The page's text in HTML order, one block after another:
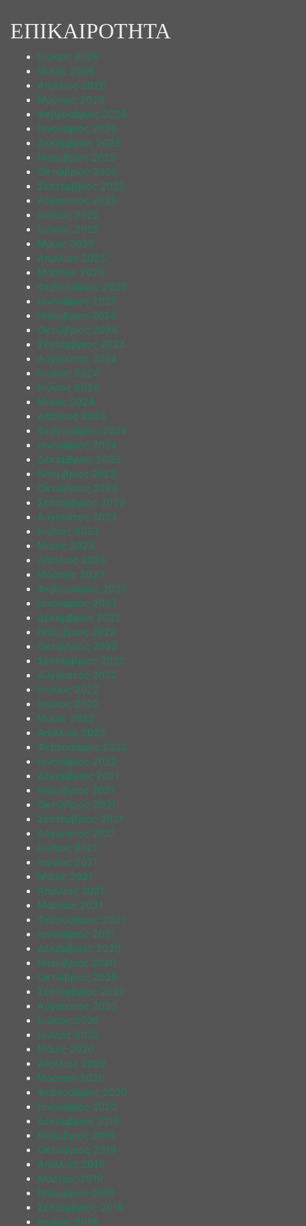
ΕΠΙΚΑΙΡΟΤΗΤΑ
Ιούλιος 2026
Μάιος 2026
Απρίλιος 2026
Μάρτιος 2026
Φεβρουάριος 2026
Ιανουάριος 2026
Δεκέμβριος 2025
Νοέμβριος 2025
Οκτώβριος 2025
Σεπτέμβριος 2025
Αύγουστος 2025
Ιούλιος 2025
Ιούνιος 2025
Μάιος 2025
Απρίλιος 2025
Μάρτιος 2025
Φεβρουάριος 2025
Ιανουάριος 2025
Νοέμβριος 2024
Οκτώβριος 2024
Σεπτέμβριος 2024
Αύγουστος 2024
Ιούλιος 2024
Ιούνιος 2024
Μάιος 2024
Απρίλιος 2024
Φεβρουάριος 2024
Ιανουάριος 2024
Δεκέμβριος 2023
Νοέμβριος 2023
Οκτώβριος 2023
Σεπτέμβριος 2023
Αύγουστος 2023
Ιούλιος 2023
Μάιος 2023
Απρίλιος 2023
Μάρτιος 2023
Φεβρουάριος 2023
Ιανουάριος 2023
Δεκέμβριος 2022
Νοέμβριος 2022
Οκτώβριος 2022
Σεπτέμβριος 2022
Αύγουστος 2022
Ιούλιος 2022
Ιούνιος 2022
Μάιος 2022
Απρίλιος 2022
Φεβρουάριος 2022
Ιανουάριος 2022
Δεκέμβριος 2021
Νοέμβριος 2021
Οκτώβριος 2021
Σεπτέμβριος 2021
Αύγουστος 2021
Ιούλιος 2021
Ιούνιος 2021
Μάιος 2021
Απρίλιος 2021
Μάρτιος 2021
Φεβρουάριος 2021
Ιανουάριος 2021
Δεκέμβριος 2020
Νοέμβριος 2020
Οκτώβριος 2020
Σεπτέμβριος 2020
Αύγουστος 2020
Ιούλιος 2020
Ιούνιος 2020
Μάιος 2020
Απρίλιος 2020
Μάρτιος 2020
Φεβρουάριος 2020
Ιανουάριος 2020
Δεκέμβριος 2019
Νοέμβριος 2019
Οκτώβριος 2019
Απρίλιος 2019
Μάρτιος 2019
Νοέμβριος 2018
Σεπτέμβριος 2018
Ιούλιος 2018